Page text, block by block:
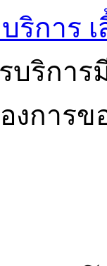
ริการ
บริกา
งการข